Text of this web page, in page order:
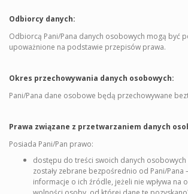
Odbiorcy danych:
Odbiorcą Pani/Pana danych osobowych mogą być
upoważnione na podstawie przepisów prawa.
Okres przechowywania danych osobowych:
Pani/Pana dane osobowe będą przechowywane
Prawa związane z przetwarzaniem danych
Posiada Pani/Pan prawo:
dostępu do treści swoich danych osobowych
zostały zebrane bezpośrednio od Pani/Pana
informacje o ich źródle, jeżeli nie wpływa na